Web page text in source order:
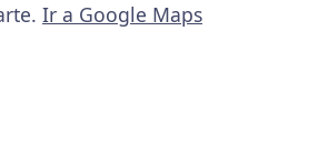
Ir a Google Maps